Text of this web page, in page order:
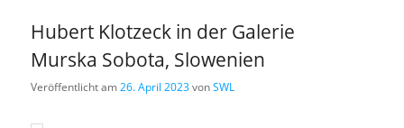
Hubert Klotzeck in der Galerie
Murska Sobota, Slowenien
Veröffentlicht am26. April 2023vonSWL